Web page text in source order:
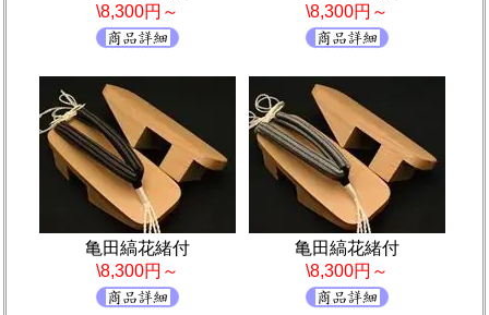
\8,300円～
\8,300円～
亀田縞花緒付
\8,300円～
亀田縞花緒付
\8,300円～